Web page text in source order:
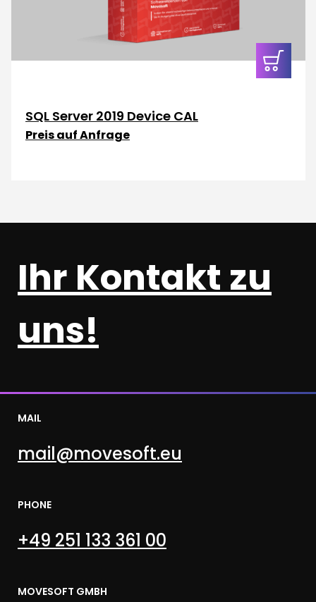
SQL Server 2019 Device CAL
Preis auf Anfrage
In den
Ihr Kontakt zu
uns!
MAIL
mail@movesoft.eu
PHONE
+49 251 133 361 00
MOVESOFT GMBH